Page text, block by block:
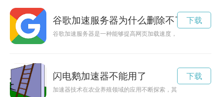
谷歌加速服务器为什么删除不了
谷歌加速服务器是一种能够提高网页加载速度，提升用户体验
下载
闪电鹅加速器不能用了
加速器技术在农业养殖领域的应用不断探索，其中鹅鸭杀技术
下载